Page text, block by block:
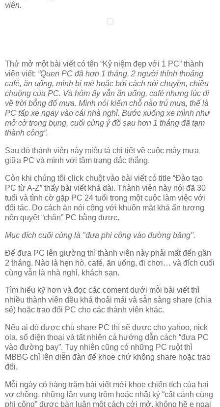
viên.
Thử mở một bài viết có tên “Kỷ niệm đẹp với 1 PC” thành
viên viết: “Quen PC đã hơn 1 tháng, 2 người thỉnh thoảng
café, ăn uống, mình bị mê hoặc bởi cách nói chuyện, chiều
chuộng của PC. Và hôm ấy vẫn ăn uống, café nhưng lúc đi
về trời bỗng đổ mưa. Mình nói kiếm chỗ nào trú mưa, thế là
PC tấp xe ngay vào cái nhà nghỉ. Bước xuống xe mình như
mở cờ trong bụng, cuối cùng ý đồ sau hơn 1 tháng đã tạm
thành công”.
Sau đó thành viên này miêu tả chi tiết về cuộc mây mưa
giữa PC và mình với tâm trạng đắc thắng.
Còn khi chúng tôi click chuột vào bài viết có title “Đào tạo
PC từ A-Z” thấy bài viết khá dài. Thành viên này nói đã 30
tuổi và tình cờ gặp PC 24 tuổi trong một cuộc làm việc với
đối tác. Do cách ăn nói cộng với khuôn mặt khá ấn tượng
nên quyết “chăn” PC bằng được.
Mục đích cuối cùng là "đưa phi công vào đường băng".
Để đưa PC lên giường thì thành viên này phải mất đến gần
2 tháng. Nào là hẹn hò, café, ăn uống, đi chơi… và đích cuối
cùng vẫn là nhà nghỉ, khách sạn.
Tìm hiểu kỹ hơn và đọc các coment dưới mỗi bài viết thì
nhiều thành viên đều khá thoải mái và sẵn sàng share (chia
sẻ) hoặc trao đổi PC cho các thành viên khác.
Nếu ai đó được chủ share PC thì sẽ được cho yahoo, nick
ola, số điện thoại và tất nhiên cả hướng dẫn cách “đưa PC
vào đường bay”. Tuy nhiên cũng có những PC ruột thì
MBBG chỉ lên diễn đàn để khoe chứ không share hoặc trao
đổi.
Mỗi ngày có hàng trăm bài viết mới khoe chiến tích của hai
vợ chồng, những lần vụng trộm hoặc nhật ký “cất cánh cùng
phi công” được bàn luận một cách cởi mở, không hề e ngại